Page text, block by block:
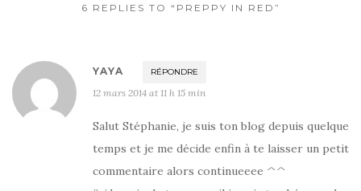
6 REPLIES TO “PREPPY IN RED”
YAYA RÉPONDRE
12 mars 2014 at 11 h 15 min
Salut Stéphanie, je suis ton blog depuis quelque
temps et je me décide enfin à te laisser un petit
commentaire alors continueeee ^^